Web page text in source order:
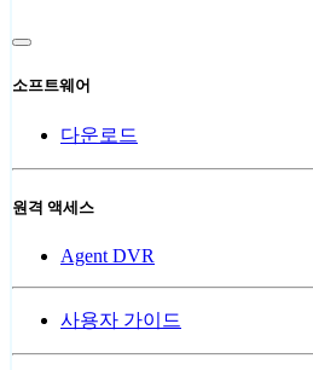
소프트웨어
다운로드
원격 액세스
Agent DVR
사용자 가이드